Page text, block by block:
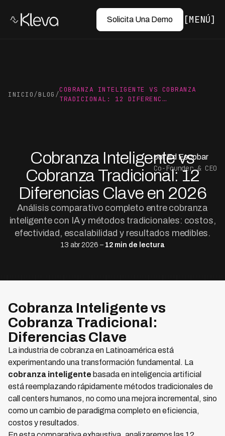
Solicita Una Demo MENÚ
INICIO/BLOG /
COBRANZA INTELIGENTE VS COBRANZA
TRADICIONAL: 12 DIFERENC…
Cobranza Inteligente vs
Cobranza Tradicional: 12
Diferencias Clave en 2026
Análisis comparativo completo entre cobranza
inteligente con IA y métodos tradicionales: costos,
efectividad, escalabilidad y resultados medibles.
13 abr 2026 – 12 min de lectura
por Ed Escobar
Co-Founder & CEO
Cobranza Inteligente vs
Cobranza Tradicional:
Diferencias Clave
La industria de cobranza en Latinoamérica está
experimentando una transformación fundamental. La
cobranza inteligente basada en inteligencia artificial
está reemplazando rápidamente métodos tradicionales de
call centers humanos, no como una mejora incremental, sino
como un cambio de paradigma completo en eficiencia,
costos y resultados.